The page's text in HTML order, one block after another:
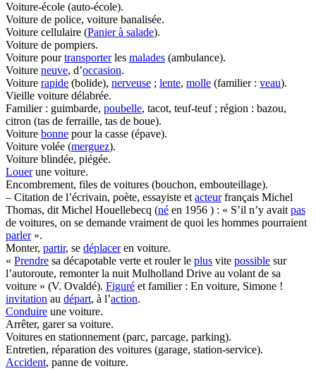
Voiture-école (auto-école).
Voiture de police, voiture banalisée.
Voiture cellulaire (Panier à salade).
Voiture de pompiers.
Voiture pourtransporterles malades (ambulance).
Voiture neuve, d’occasion.
Voiture rapide (bolide), nerveuse ; lente, molle (familier : veau).
Vieille voiture délabrée.
Familier : guimbarde, poubelle, tacot, teuf-teuf ; région : bazou,
citron (tas de ferraille, tas de boue).
Voiture bonne pour la casse (épave).
Voiture volée (merguez).
Voiture blindée, piégée.
Louerune voiture.
Encombrement, files de voitures (bouchon, embouteillage).
– Citation de l’écrivain, poète, essayiste et acteurfrançais Michel
Thomas, dit Michel Houellebecq (né en 1956 ) : « S’il n’y avait pas
de voitures, on se demande vraiment de quoi les hommes pourraient
parler».
Monter, partir, se déplaceren voiture.
« Prendre sa décapotable verte et rouler le plus vite possible sur
l’autoroute, remonter la nuit Mulholland Drive au volant de sa
voiture » (V. Ovaldé). Figuré et familier : En voiture, Simone !
invitation au départ, à l’action.
Conduire une voiture.
Arrêter, garer sa voiture.
Voitures en stationnement (parc, parcage, parking).
Entretien, réparation des voitures (garage, station-service).
Accident, panne de voiture.